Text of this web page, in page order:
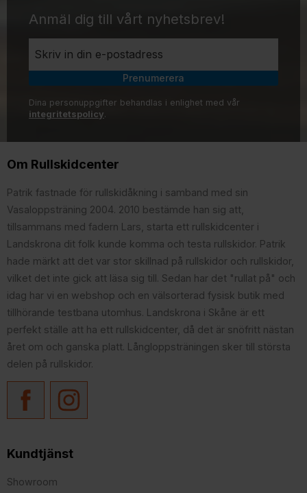
Anmäl dig till vårt nyhetsbrev!
Prenumerera
Dina personuppgifter behandlas i enlighet med vår
integritetspolicy.
Om Rullskidcenter
Patrik fastnade för rullskidåkning i samband med sin
Vasaloppsträning 2004. 2010 bestämde han sig att,
tillsammans med fadern Lars, starta ett rullskidcenter i
Landskrona dit folk kunde komma och testa rullskidor. Patrik
hade märkt att det var stor skillnad på rullskidor och rullskidor,
vilket det inte gick att läsa sig till. Sedan har det "rullat på" och
idag har vi en webshop och en välsorterad fysisk butik med
tillhörande testbana utomhus. Landskrona i Skåne är ett
perfekt ställe att ha ett rullskidcenter, då det är snöfritt nästan
året om och ganska platt. Långloppsträningen sker till största
delen på rullskidor.
Kundtjänst
Showroom